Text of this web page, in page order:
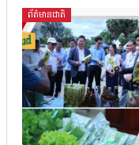
ព័ត៌មានជាតិ